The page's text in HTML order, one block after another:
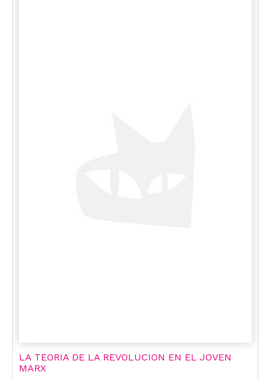
LA TEORIA DE LA REVOLUCION EN EL JOVEN
MARX